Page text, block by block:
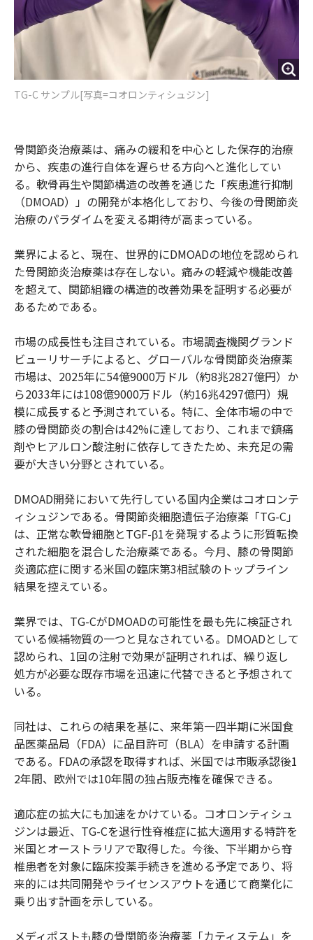
TG-C サンプル[写真=コオロンティシュジン]
骨関節炎治療薬は、痛みの緩和を中心とした保存的治療
から、疾患の進行自体を遅らせる方向へと進化してい
る。軟骨再生や関節構造の改善を通じた「疾患進行抑制
（DMOAD）」の開発が本格化しており、今後の骨関節炎
治療のパラダイムを変える期待が高まっている。
業界によると、現在、世界的にDMOADの地位を認められ
た骨関節炎治療薬は存在しない。痛みの軽減や機能改善
を超えて、関節組織の構造的改善効果を証明する必要が
あるためである。
市場の成長性も注目されている。市場調査機関グランド
ビューリサーチによると、グローバルな骨関節炎治療薬
市場は、2025年に54億9000万ドル（約8兆2827億円）か
ら2033年には108億9000万ドル（約16兆4297億円）規
模に成長すると予測されている。特に、全体市場の中で
膝の骨関節炎の割合は42%に達しており、これまで鎮痛
剤やヒアルロン酸注射に依存してきたため、未充足の需
要が大きい分野とされている。
DMOAD開発において先行している国内企業はコオロンテ
ィシュジンである。骨関節炎細胞遺伝子治療薬「TG-C」
は、正常な軟骨細胞とTGF-β1を発現するように形質転換
された細胞を混合した治療薬である。今月、膝の骨関節
炎適応症に関する米国の臨床第3相試験のトップライン
結果を控えている。
業界では、TG-CがDMOADの可能性を最も先に検証され
ている候補物質の一つと見なされている。DMOADとして
認められ、1回の注射で効果が証明されれば、繰り返し
処方が必要な既存市場を迅速に代替できると予想されて
いる。
同社は、これらの結果を基に、来年第一四半期に米国食
品医薬品局（FDA）に品目許可（BLA）を申請する計画
である。FDAの承認を取得すれば、米国では市販承認後1
2年間、欧州では10年間の独占販売権を確保できる。
適応症の拡大にも加速をかけている。コオロンティシュ
ジンは最近、TG-Cを退行性脊椎症に拡大適用する特許を
米国とオーストラリアで取得した。今後、下半期から脊
椎患者を対象に臨床投薬手続きを進める予定であり、将
来的には共同開発やライセンスアウトを通じて商業化に
乗り出す計画を示している。
メディポストも膝の骨関節炎治療薬「カティステム」を